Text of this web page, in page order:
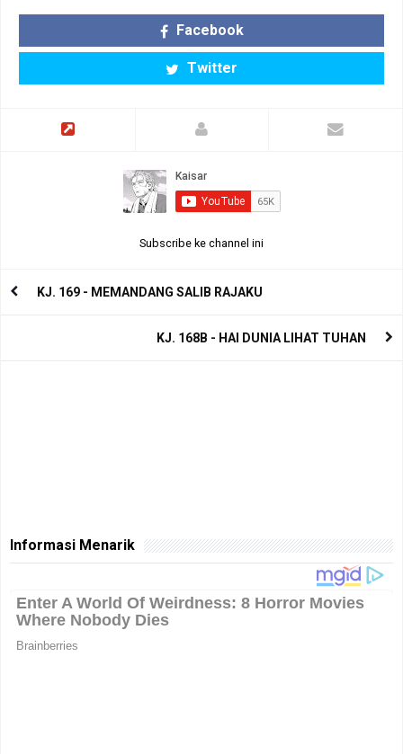
Facebook
Twitter
Subscribe ke channel ini
KJ. 169 - MEMANDANG SALIB RAJAKU
KJ. 168B - HAI DUNIA LIHAT TUHAN
Informasi Menarik